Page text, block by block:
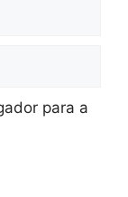
para a